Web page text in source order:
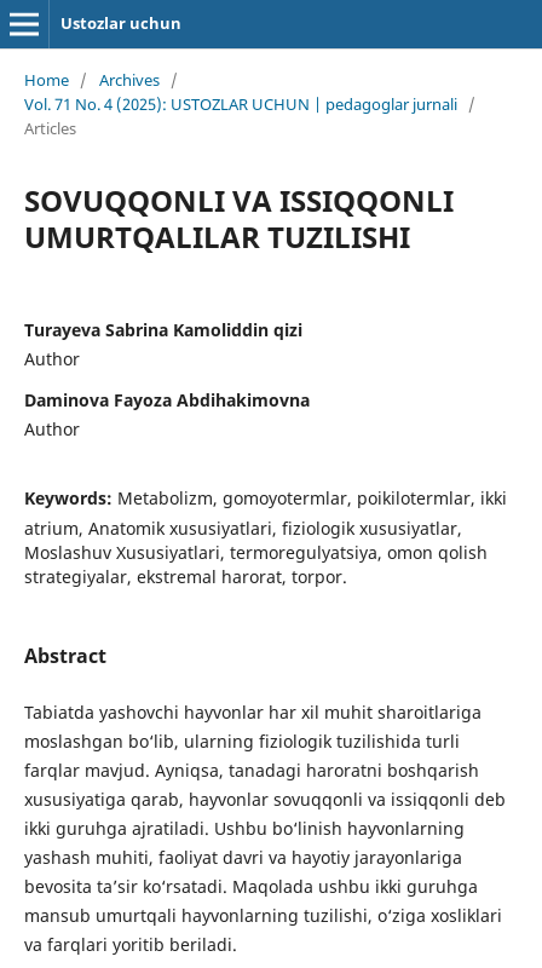
Ustozlar uchun
Home / Archives /
Vol. 71 No. 4 (2025): USTOZLAR UCHUN | pedagoglar jurnali /
Articles
SOVUQQONLI VA ISSIQQONLI
UMURTQALILAR TUZILISHI
Turayeva Sabrina Kamoliddin qizi
Author
Daminova Fayoza Abdihakimovna
Author
Keywords: Metabolizm, gomoyotermlar, poikilotermlar, ikki
atrium, Anatomik xususiyatlari, fiziologik xususiyatlar,
Moslashuv Xususiyatlari, termoregulyatsiya, omon qolish
strategiyalar, ekstremal harorat, torpor.
Abstract
Tabiatda yashovchi hayvonlar har xil muhit sharoitlariga
moslashgan bo‘lib, ularning fiziologik tuzilishida turli
farqlar mavjud. Ayniqsa, tanadagi haroratni boshqarish
xususiyatiga qarab, hayvonlar sovuqqonli va issiqqonli deb
ikki guruhga ajratiladi. Ushbu bo‘linish hayvonlarning
yashash muhiti, faoliyat davri va hayotiy jarayonlariga
bevosita ta’sir ko‘rsatadi. Maqolada ushbu ikki guruhga
mansub umurtqali hayvonlarning tuzilishi, o‘ziga xosliklari
va farqlari yoritib beriladi.